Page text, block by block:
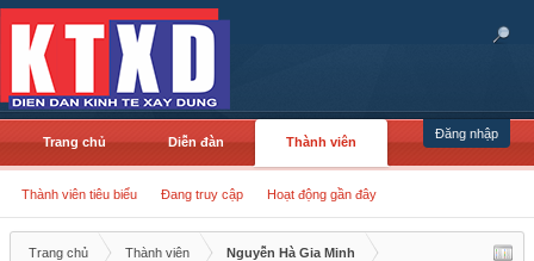
Đăng nhập
Trang chủ Diễn đàn Thành viên
Thành viên tiêu biểu Đang truy cập Hoạt động gần đây
Trang chủ Thành viên Nguyễn Hà Gia Minh